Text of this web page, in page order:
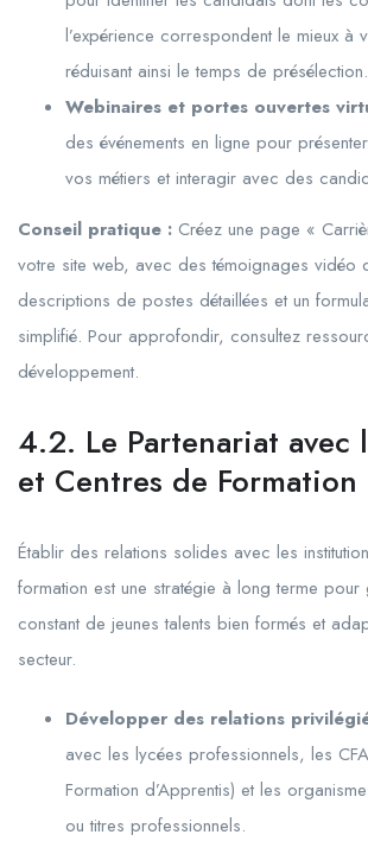
l’expérience correspondent le mieux à
réduisant ainsi le temps de présélection.
Webinaires et portes ouvertes
des événements en ligne pour
vos métiers et interagir avec des
Conseil pratique : Créez une page «
votre site web, avec des témoignages vidéo
descriptions de postes détaillées et un
simplifié. Pour approfondir, consultez
développement.
4.2. Le Partenariat avec
et Centres de Formation
Établir des relations solides avec les
formation est une stratégie à long terme pour
constant de jeunes talents bien formés et
secteur.
Développer des relations
avec les lycées professionnels, les
Formation d’Apprentis) et les
ou titres professionnels.